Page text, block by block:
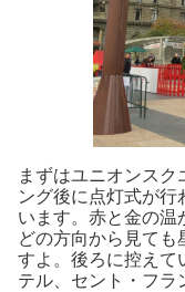
まずはユニオンス
ング後に点灯式が行
います。赤と金の温
どの方向から見て
すよ。後ろに控えて
テル、セント・フラ